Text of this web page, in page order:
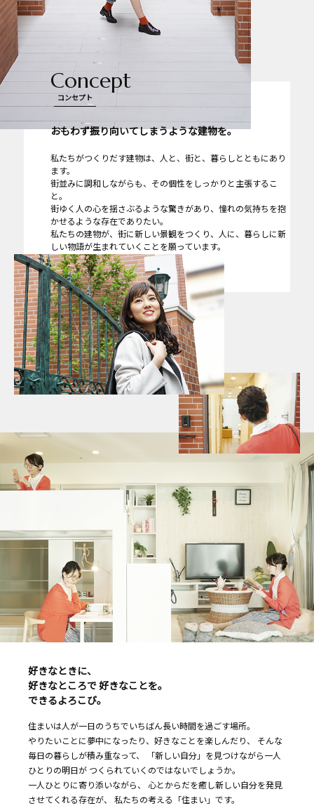
Concept
コンセプト
おもわず振り向いてしまうような建物を。
私たちがつくりだす建物は、人と、街と、暮らしとともにあり
ます。
街並みに調和しながらも、その個性をしっかりと主張するこ
と。
街ゆく人の心を揺さぶるような驚きがあり、憧れの気持ちを抱
かせるような存在でありたい。
私たちの建物が、街に新しい景観をつくり、人に、暮らしに新
しい物語が生まれていくことを願っています。
好きなときに、
好きなところで 好きなことを。
できるよろこび。
住まいは人が一日のうちでいちばん長い時間を過ごす場所。
やりたいことに夢中になったり、好きなことを楽しんだり、
そんな
毎日の暮らしが積み重なって、
「新しい自分」を見つけながら一人
ひとりの明日が つくられていくのではないでしょうか。
一人ひとりに寄り添いながら、
心とからだを癒し新しい自分を発見
させてくれる存在が、
私たちの考える「住まい」です。